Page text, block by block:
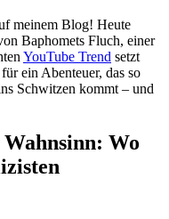
meinem Blog! Heute
Baphomets Fluch, einer
YouTube Trend setzt
ein Abenteuer, das so
Schwitzen kommt – und
Wo